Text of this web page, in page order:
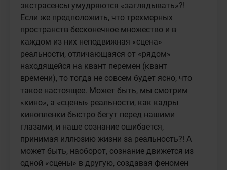
экстрасенсы умудряются «заглядывать»?!
Если же предположить, что трехмерных
пространств бесконечное множество и в
каждом из них неподвижная «сцена»
реальности, отличающаяся от «рядом»
находящейся на квант перемен (квант
времени), то тогда не совсем будет ясно, что
такое настоящее. Может быть, мы смотрим
«кино», а «сцены» реальности, как кадры
кинопленки быстро бегут перед нашими
глазами, и наше сознание ошибается,
принимая иллюзию жизни за реальность?! А
может быть, наоборот, сознание движется из
одной «сцены» в другую, создавая феномен